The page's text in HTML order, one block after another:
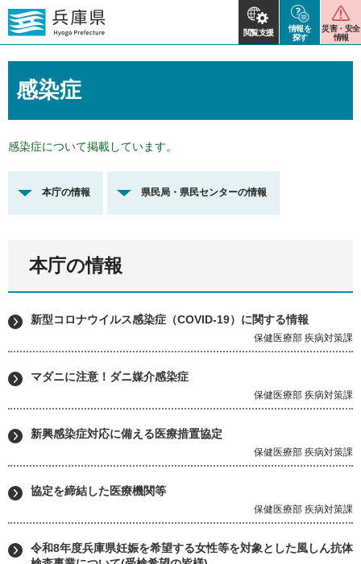
閲覧支援
情報を
探す
災害・安全
情報
感染症
感染症について掲載しています。
本庁の情報 県民局・県民センターの情報
本庁の情報
新型コロナウイルス感染症（COVID-19）に関する情報
保健医療部 疾病対策課
マダニに注意！ダニ媒介感染症
保健医療部 疾病対策課
新興感染症対応に備える医療措置協定
保健医療部 疾病対策課
協定を締結した医療機関等
保健医療部 疾病対策課
令和8年度兵庫県妊娠を希望する女性等を対象とした風しん抗体